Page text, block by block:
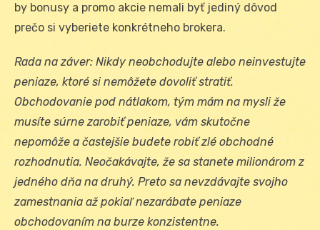
by bonusy a promo akcie nemali byť jediný dôvod
prečo si vyberiete konkrétneho brokera.
Rada na záver: Nikdy neobchodujte alebo neinvestujte
peniaze, ktoré si nemôžete dovoliť stratiť.
Obchodovanie pod nátlakom, tým mám na mysli že
musíte súrne zarobiť peniaze, vám skutočne
nepomôže a častejšie budete robiť zlé obchodné
rozhodnutia. Neočakávajte, že sa stanete milionárom z
jedného dňa na druhý. Preto sa nevzdávajte svojho
zamestnania až pokiaľ nezarábate peniaze
obchodovaním na burze konzistentne.